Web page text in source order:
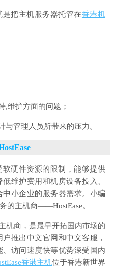
把主机服务器托管在香港机
,维护方面的问题；
与管理人员所带来的压力。
硬件资源的限制，能够提供
维护费用和机房设备投入、
小企业的服务器需求。小编
的主机商——HostEase。
机商，是最早开拓国内市场的
推出中文官网和中文客服，
访问速度快等优势深受国内
香港主机位于香港新世界